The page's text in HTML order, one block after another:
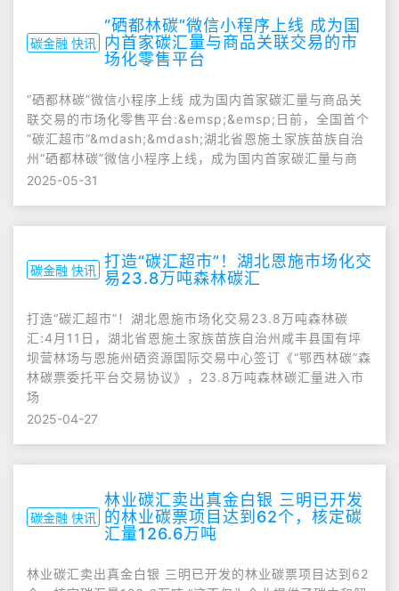
碳金融 快讯
“硒都林碳”微信小程序上线 成为国
内首家碳汇量与商品关联交易的市
场化零售平台
“硒都林碳”微信小程序上线 成为国内首家碳汇量与商品关
联交易的市场化零售平台:&emsp;&emsp;日前，全国首个
“碳汇超市”&mdash;&mdash;湖北省恩施土家族苗族自治
州“硒都林碳”微信小程序上线，成为国内首家碳汇量与商
2025-05-31
碳金融 快讯 打造“碳汇超市”！湖北恩施市场化交
易23.8万吨森林碳汇
打造“碳汇超市”！湖北恩施市场化交易23.8万吨森林碳
汇:4月11日，湖北省恩施土家族苗族自治州咸丰县国有坪
坝营林场与恩施州硒资源国际交易中心签订《“鄂西林碳”森
林碳票委托平台交易协议》，23.8万吨森林碳汇量进入市
场
2025-04-27
碳金融 快讯
林业碳汇卖出真金白银 三明已开发
的林业碳票项目达到62个，核定碳
汇量126.6万吨
林业碳汇卖出真金白银 三明已开发的林业碳票项目达到62